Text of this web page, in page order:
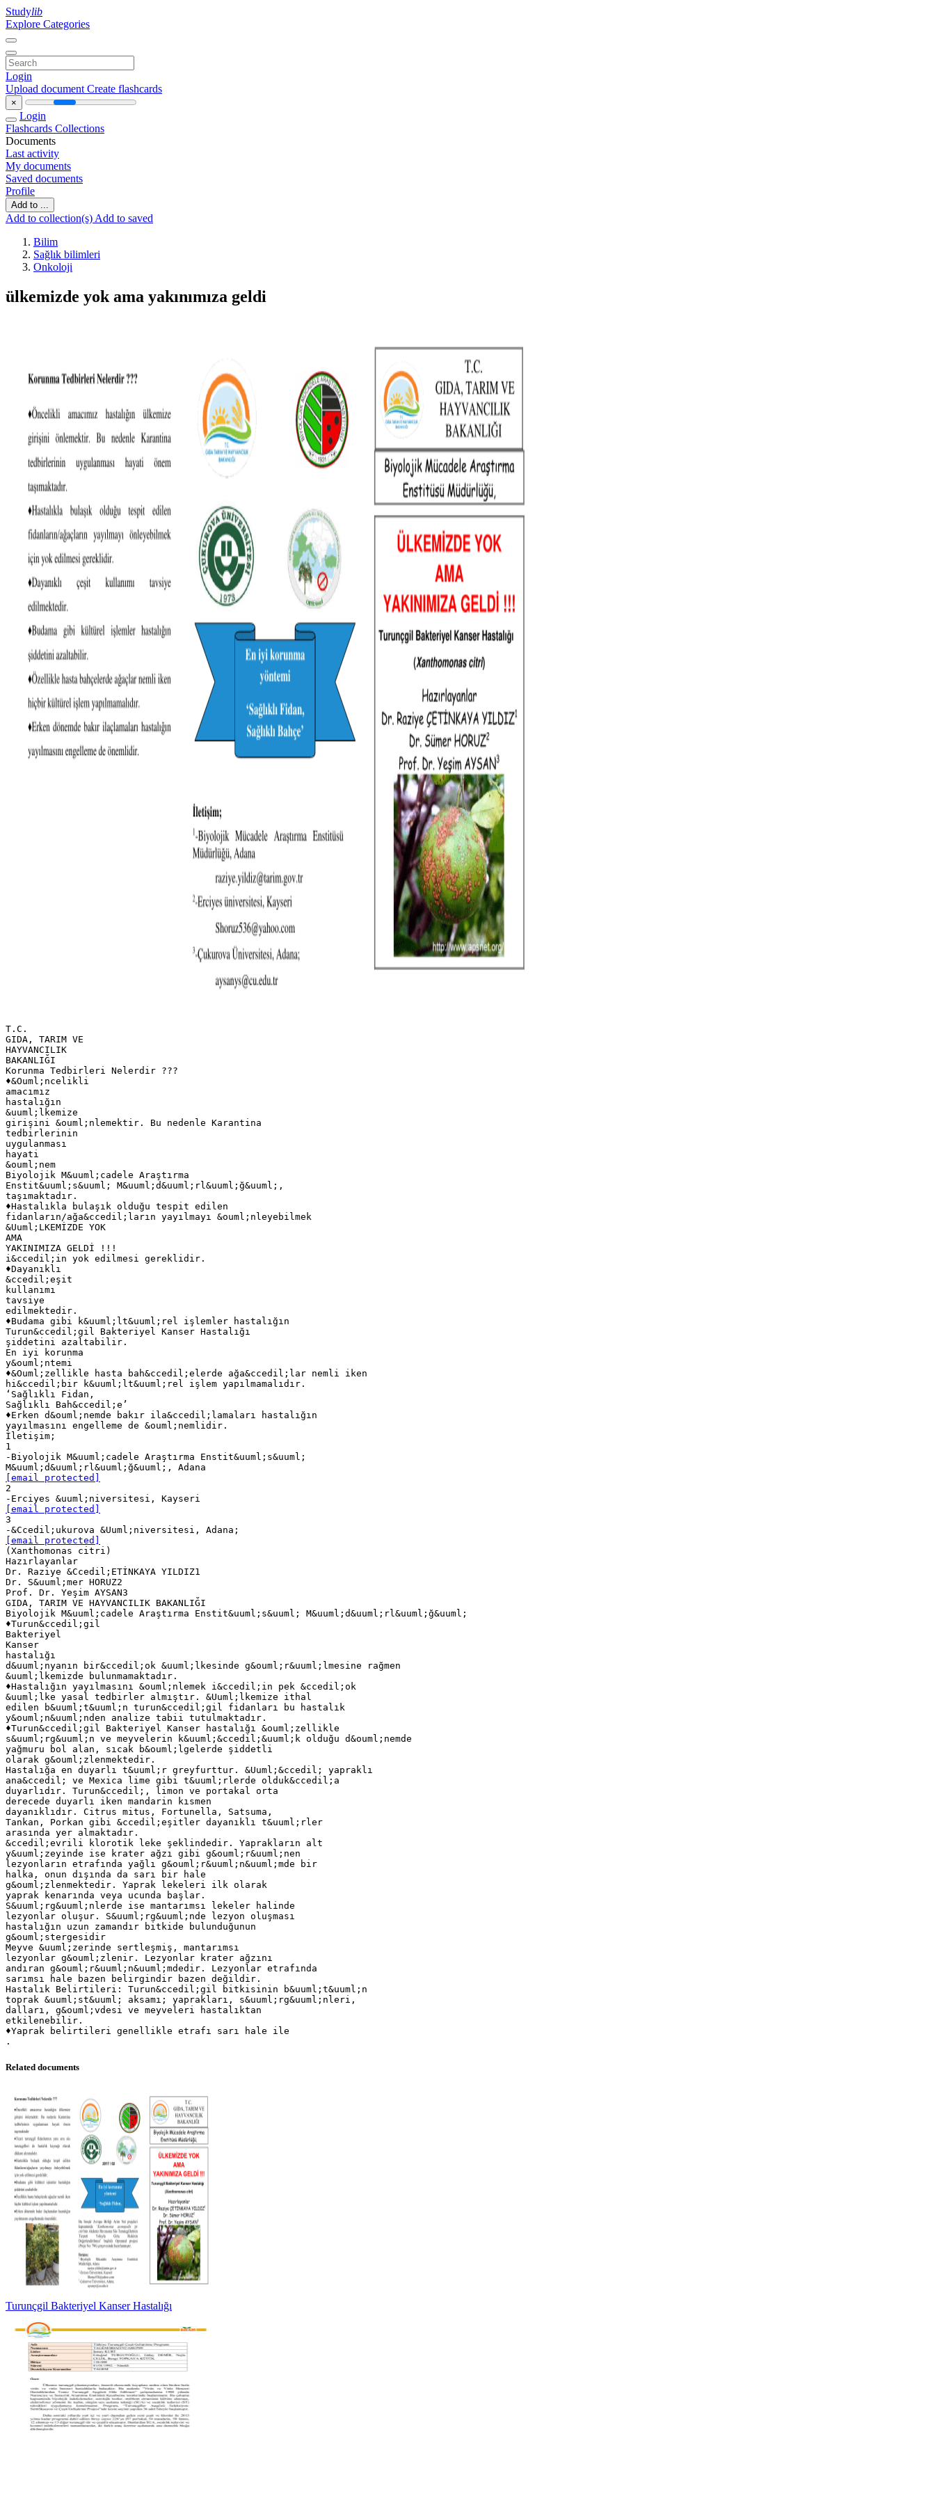
Studylib
Explore Categories
Login
Upload document Create flashcards
×
Login
Flashcards Collections
Documents
Last activity
My documents
Saved documents
Profile
Add to ...
Add to collection(s) Add to saved
Bilim
Sağlık bilimleri
Onkoloji
ülkemizde yok ama yakınımıza geldi
T.C.
GIDA, TARIM VE
HAYVANCILIK
BAKANLIĞI
Korunma Tedbirleri Nelerdir ???
♦&Ouml;ncelikli
amacımız
hastalığın
&uuml;lkemize
girişini &ouml;nlemektir. Bu nedenle Karantina
tedbirlerinin
uygulanması
hayati
&ouml;nem
Biyolojik M&uuml;cadele Araştırma
Enstit&uuml;s&uuml; M&uuml;d&uuml;rl&uuml;ğ&uuml;,
taşımaktadır.
♦Hastalıkla bulaşık olduğu tespit edilen
fidanların/ağa&ccedil;ların yayılmayı &ouml;nleyebilmek
&Uuml;LKEMİZDE YOK
AMA
YAKINIMIZA GELDİ !!!
i&ccedil;in yok edilmesi gereklidir.
♦Dayanıklı
&ccedil;eşit
kullanımı
tavsiye
edilmektedir.
♦Budama gibi k&uuml;lt&uuml;rel işlemler hastalığın
Turun&ccedil;gil Bakteriyel Kanser Hastalığı
şiddetini azaltabilir.
En iyi korunma
y&ouml;ntemi
♦&Ouml;zellikle hasta bah&ccedil;elerde ağa&ccedil;lar nemli iken
hi&ccedil;bir k&uuml;lt&uuml;rel işlem yapılmamalıdır.
‘Sağlıklı Fidan,
Sağlıklı Bah&ccedil;e’
♦Erken d&ouml;nemde bakır ila&ccedil;lamaları hastalığın
yayılmasını engelleme de &ouml;nemlidir.
İletişim;
1
-Biyolojik M&uuml;cadele Araştırma Enstit&uuml;s&uuml;
[email protected]
2
[email protected]
3
[email protected]
(Xanthomonas citri)
Hazırlayanlar
Dr. Raziye &Ccedil;ETİNKAYA YILDIZ1
Dr. S&uuml;mer HORUZ2
Prof. Dr. Yeşim AYSAN3
GIDA, TARIM VE HAYVANCILIK BAKANLIĞI
Biyolojik M&uuml;cadele Araştırma Enstit&uuml;s&uuml; M&uuml;d&uuml;rl&uuml;ğ&uuml;
♦Turun&ccedil;gil
Bakteriyel
Kanser
hastalığı
d&uuml;nyanın bir&ccedil;ok &uuml;lkesinde g&ouml;r&uuml;lmesine rağmen
&uuml;lkemizde bulunmamaktadır.
♦Hastalığın yayılmasını &ouml;nlemek i&ccedil;in pek &ccedil;ok
&uuml;lke yasal tedbirler almıştır. &Uuml;lkemize ithal
edilen b&uuml;t&uuml;n turun&ccedil;gil fidanları bu hastalık
y&ouml;n&uuml;nden analize tabii tutulmaktadır.
♦Turun&ccedil;gil Bakteriyel Kanser hastalığı &ouml;zellikle
s&uuml;rg&uuml;n ve meyvelerin k&uuml;&ccedil;&uuml;k olduğu d&ouml;nemde
yağmuru bol alan, sıcak b&ouml;lgelerde şiddetli
olarak g&ouml;zlenmektedir.
Hastalığa en duyarlı t&uuml;r greyfurttur. &Uuml;&ccedil; yapraklı
ana&ccedil; ve Mexica lime gibi t&uuml;rlerde olduk&ccedil;a
duyarlıdır. Turun&ccedil;, limon ve portakal orta
derecede duyarlı iken mandarin kısmen
dayanıklıdır. Citrus mitus, Fortunella, Satsuma,
Tankan, Porkan gibi &ccedil;eşitler dayanıklı t&uuml;rler
arasında yer almaktadır.
&ccedil;evrili klorotik leke şeklindedir. Yaprakların alt
y&uuml;zeyinde ise krater ağzı gibi g&ouml;r&uuml;nen
lezyonların etrafında yağlı g&ouml;r&uuml;n&uuml;mde bir
halka, onun dışında da sarı bir hale
g&ouml;zlenmektedir. Yaprak lekeleri ilk olarak
yaprak kenarında veya ucunda başlar.
S&uuml;rg&uuml;nlerde ise mantarımsı lekeler halinde
lezyonlar oluşur. S&uuml;rg&uuml;nde lezyon oluşması
hastalığın uzun zamandır bitkide bulunduğunun
g&ouml;stergesidir
Meyve &uuml;zerinde sertleşmiş, mantarımsı
lezyonlar g&ouml;zlenir. Lezyonlar krater ağzını
andıran g&ouml;r&uuml;n&uuml;mdedir. Lezyonlar etrafında
sarımsı hale bazen belirgindir bazen değildir.
Hastalık Belirtileri: Turun&ccedil;gil bitkisinin b&uuml;t&uuml;n
toprak &uuml;st&uuml; aksamı; yaprakları, s&uuml;rg&uuml;nleri,
dalları, g&ouml;vdesi ve meyveleri hastalıktan
etkilenebilir.
♦Yaprak belirtileri genellikle etrafı sarı hale ile
Related documents
Turunçgil Bakteriyel Kanser Hastalığı